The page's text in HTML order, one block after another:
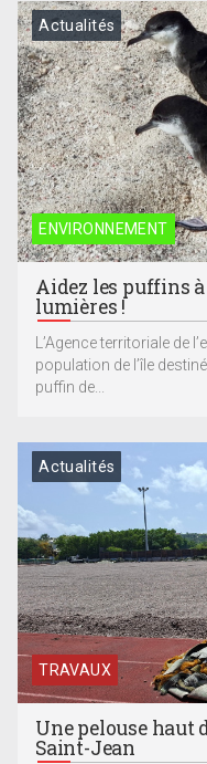
ENVIRONNEMENT
Actualités
Aidez les puffins à
lumières !
L’Agence territoriale de
population de l’île
puffin de...
TRAVAUX
Actualités
Une pelouse haut
Saint-Jean